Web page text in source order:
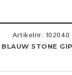
Artikelnr. 102040
STONE